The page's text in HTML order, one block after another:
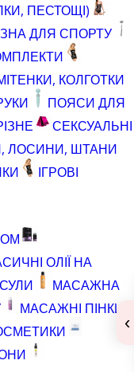
ПЕСТОЩІ)
ДЛЯ СПОРТУ
КОЛГОТКИ
ПОЯСИ ДЛЯ
СЕКСУАЛЬНІ
ЛОСИНИ, ШТАНИ
ІГРОВІ
ОЛІЇ НА
МАСАЖНА
МАСАЖНІ ПІНКИ
‹